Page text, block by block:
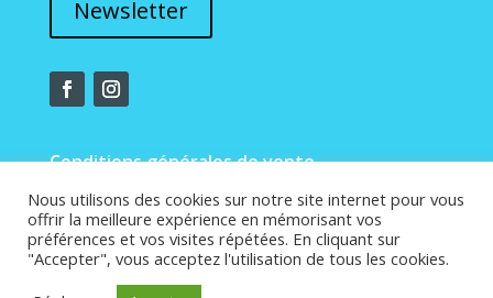
Newsletter
Conditions générales de vente
Mentions légales
Nous utilisons des cookies sur notre site internet pour vous
offrir la meilleure expérience en mémorisant vos
préférences et vos visites répétées. En cliquant sur
"Accepter", vous acceptez l'utilisation de tous les cookies.